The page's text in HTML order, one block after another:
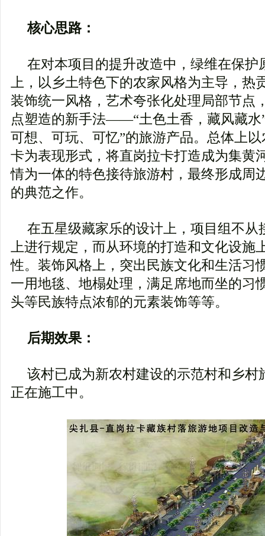
核心思路：
在对本项目的提升改造中，绿维在保护
上，以乡土特色下的农家风格为主导，热
装饰统一风格，艺术夸张化处理局部节点
点塑造的新手法――“土色土香，藏风藏水
可想、可玩、可忆”的旅游产品。总体上
卡为表现形式，将直岗拉卡打造成为集黄
情为一体的特色接待旅游村，最终形成周
的典范之作。
在五星级藏家乐的设计上，项目组不从
上进行规定，而从环境的打造和文化设施
性。装饰风格上，突出民族文化和生活习
一用地毯、地榻处理，满足席地而坐的习
头等民族特点浓郁的元素装饰等等。
后期效果：
该村已成为新农村建设的示范村和乡村
正在施工中。